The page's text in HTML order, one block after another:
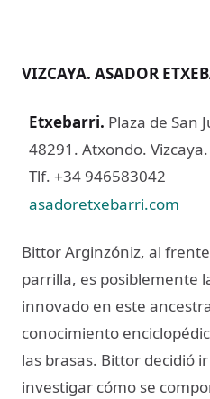
VIZCAYA. ASADOR
Etxebarri. Plaza de San
48291. Atxondo.
Tlf. +34 946583042
asadoretxebarri.com
Bittor Arginzóniz, al
parrilla, es posiblemente
innovado en este
conocimiento
las brasas. Bittor decidió
investigar cómo se